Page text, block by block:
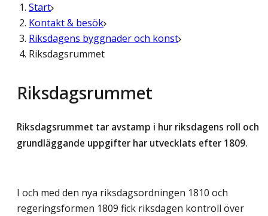
Start
Kontakt & besök
Riksdagens byggnader och konst
Riksdagsrummet
Riksdagsrummet
Riksdagsrummet tar avstamp i hur riksdagens roll och
grundläggande uppgifter har utvecklats efter 1809.
I och med den nya riksdagsordningen 1810 och
regeringsformen 1809 fick riksdagen kontroll över